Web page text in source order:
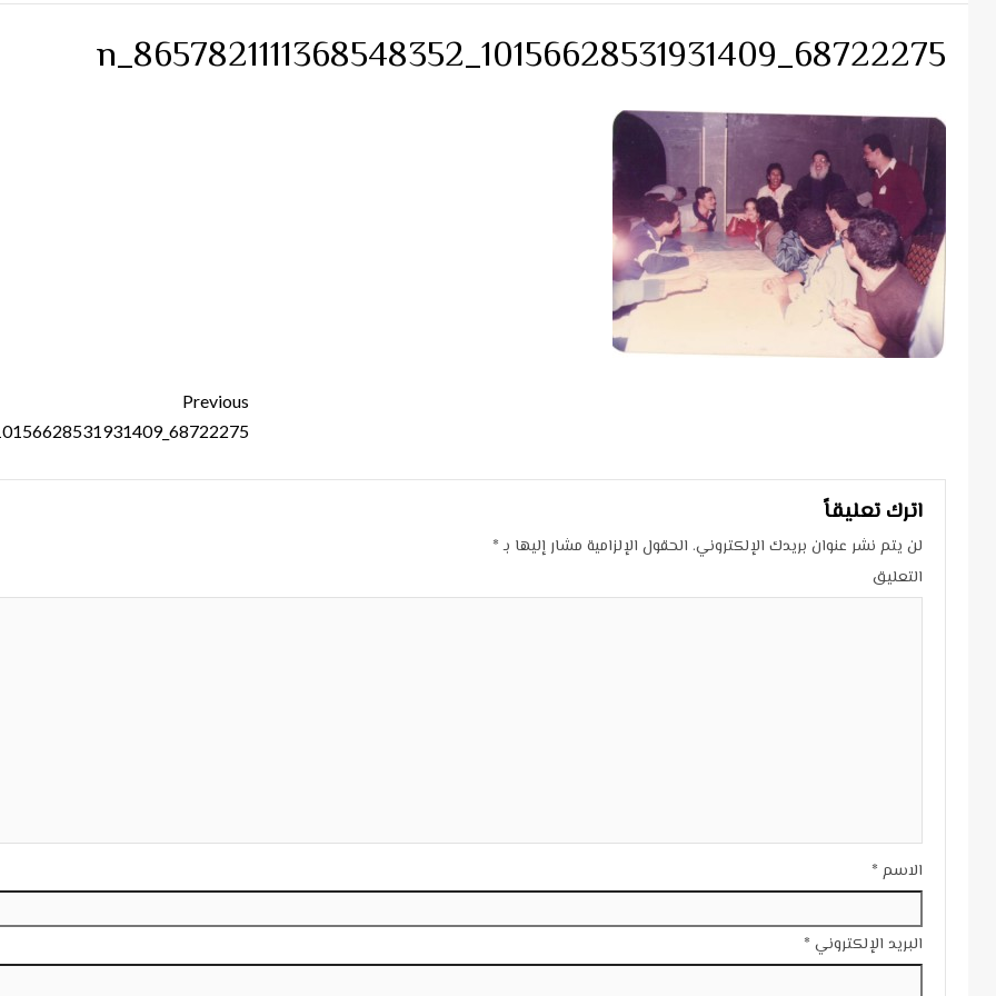
68722275_10156628531931409_8657821111368548352_n
Previous
68722275_10156628531931409_8657821111368548352_n
اترك تعليقاً
لن يتم نشر عنوان بريدك الإلكتروني. الحقول الإلزامية مشار إليها بـ*
التعليق
الاسم *
البريد الإلكتروني *